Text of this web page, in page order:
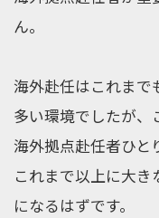
ん。
海外赴任はこれまで
多い環境でしたが、
海外拠点赴任者ひと
これまで以上に大
になるはずです。